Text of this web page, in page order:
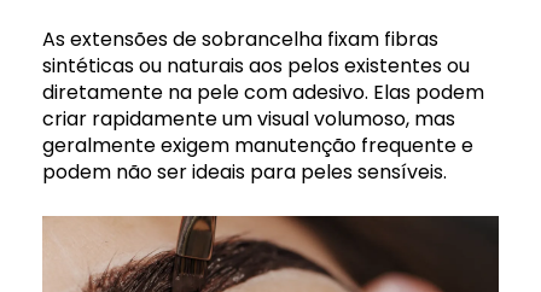
As extensões de sobrancelha fixam fibras
sintéticas ou naturais aos pelos existentes ou
diretamente na pele com adesivo. Elas podem
criar rapidamente um visual volumoso, mas
geralmente exigem manutenção frequente e
podem não ser ideais para peles sensíveis.